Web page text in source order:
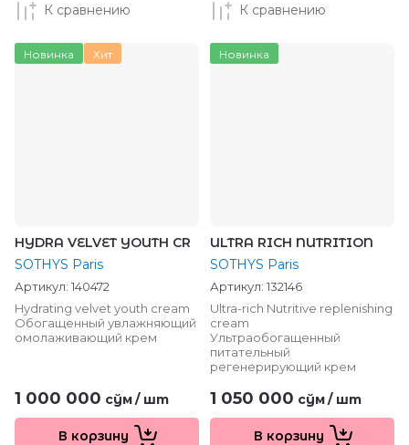
К сравнению К сравнению
Новинка Хит
HYDRA VELVET YOUTH CR
SOTHYS Paris
Артикул: 140472
Hydrating velvet youth cream
Обогащенный увлажняющий
омолаживающий крем
1 000 000 сўм/шт
В корзину
Новинка
ULTRA RICH NUTRITION
SOTHYS Paris
Артикул: 132146
Ultra-rich Nutritive replenishing
cream
Ультраобогащенный
питательный
регенерирующий крем
1 050 000 сўм/шт
В корзину